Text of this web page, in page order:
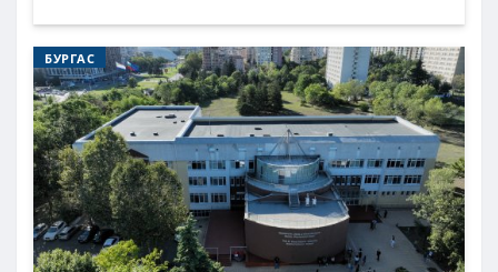
БУРГАС